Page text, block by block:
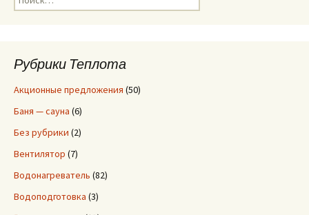
а
:Рубрики Теплота
Акционные предложения (50)
Баня — сауна (6)
Без рубрики (2)
Вентилятор (7)
Водонагреватель (82)
Водоподготовка (3)